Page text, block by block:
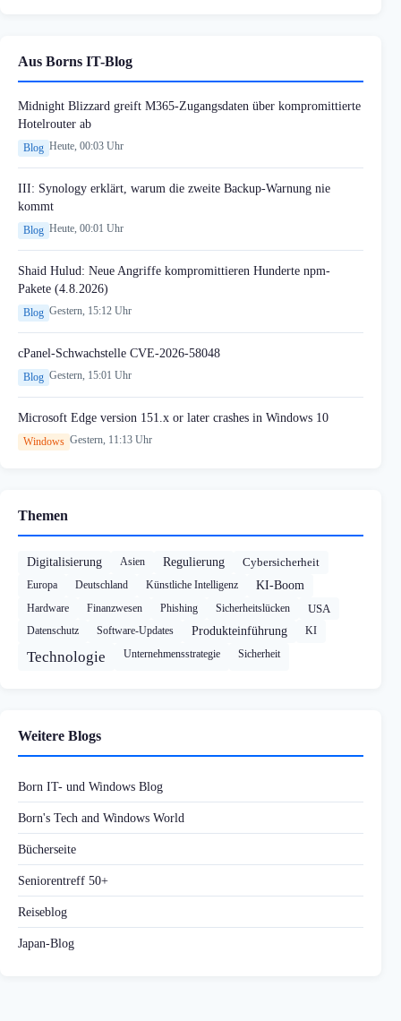
Aus Borns IT-Blog
Midnight Blizzard greift M365-Zugangsdaten über kompromittierte
Hotelrouter ab
Blog Heute, 00:03 Uhr
III: Synology erklärt, warum die zweite Backup-Warnung nie
kommt
Blog Heute, 00:01 Uhr
Shaid Hulud: Neue Angriffe kompromittieren Hunderte npm-
Pakete (4.8.2026)
Blog Gestern, 15:12 Uhr
cPanel-Schwachstelle CVE-2026-58048
Blog Gestern, 15:01 Uhr
Microsoft Edge version 151.x or later crashes in Windows 10
Windows Gestern, 11:13 Uhr
Themen
Digitalisierung Asien Regulierung Cybersicherheit
Europa Deutschland Künstliche Intelligenz KI-Boom
Hardware Finanzwesen Phishing Sicherheitslücken USA
Datenschutz Software-Updates Produkteinführung KI
Technologie Unternehmensstrategie Sicherheit
Weitere Blogs
Born IT- und Windows Blog
Born's Tech and Windows World
Bücherseite
Seniorentreff 50+
Reiseblog
Japan-Blog